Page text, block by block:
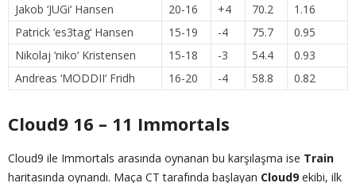
Jakob ‘JUGi‘ Hansen 20-16 +4 70.2
1.16
Patrick ‘es3tag‘ Hansen 15-19 -4 75.7
0.95
Nikolaj ‘niko‘ Kristensen 15-18 -3 54.4
0.93
Andreas ‘MODDII‘ Fridh 16-20 -4 58.8 0.82
Cloud9 16 – 11 Immortals
Cloud9 ile Immortals arasında oynanan bu karşılaşma ise Train
haritasında oynandı. Maça CT tarafında başlayan Cloud9 ekibi, ilk